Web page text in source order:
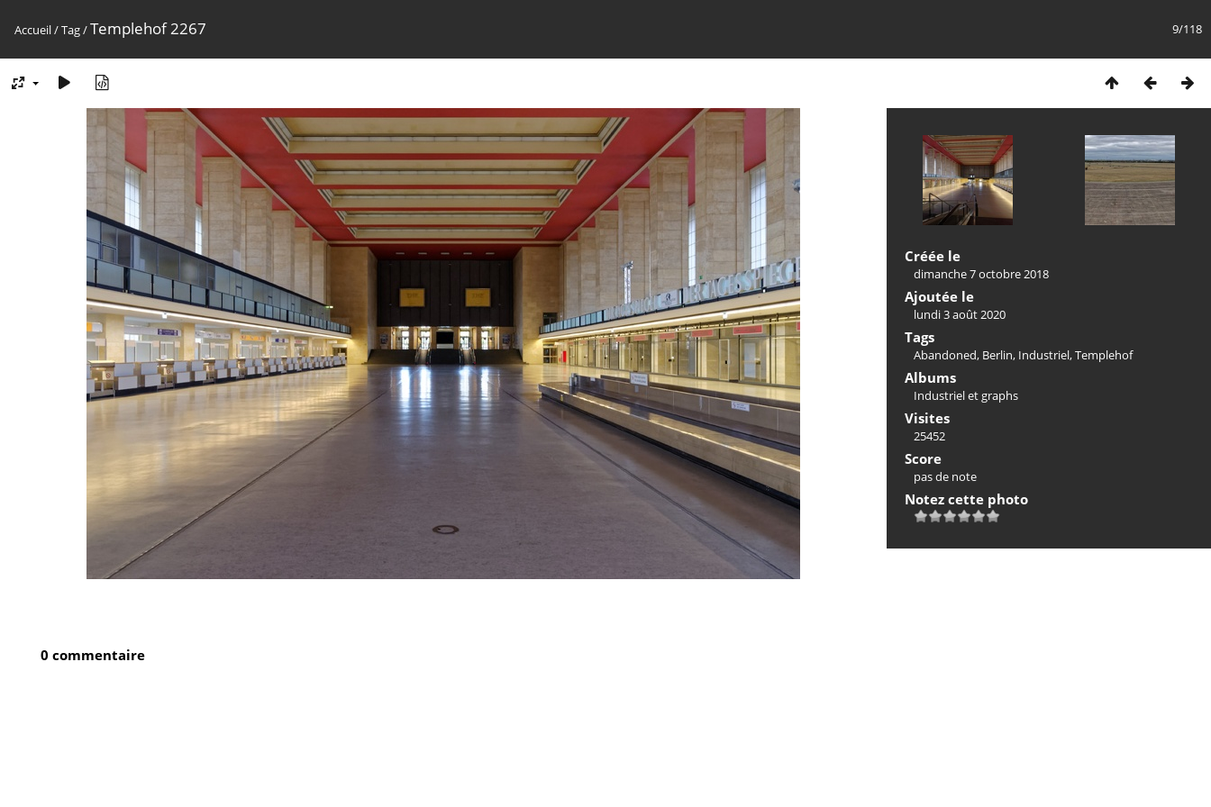
9/118
Accueil/Tag/Templehof 2267
Créée le
dimanche 7 octobre 2018
Ajoutée le
lundi 3 août 2020
Tags
Abandoned, Berlin, Industriel,Templehof
Albums
Industriel et graphs
Visites
25452
Score
pas de note
Notez cette photo
0 commentaire